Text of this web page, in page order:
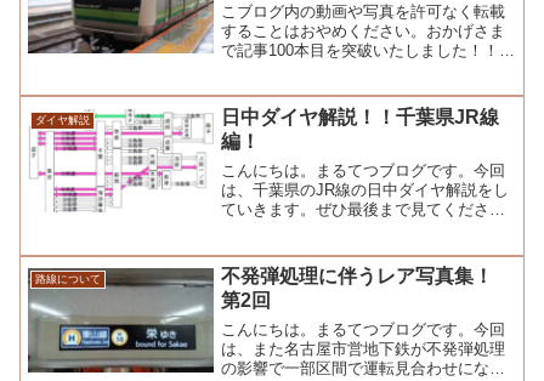
こブログ内の動画や写真を許可なく転載
することはおやめください。おかげさま
で記事100本目を突破いたしました！！あ
ダイヤ解説
日中ダイヤ解説！！千葉県JR線
編！
こんにちは。まるてつブログです。今回
は、千葉県のJR線の日中ダイヤ解説をし
ていきます。ぜひ最後まで見てくださ
路線について
不発弾処理に伴うレア写真集！
第2回
こんにちは。まるてつブログです。今回
は、また名古屋市営地下鉄が不発弾処理
の影響で一部区間で運転見合わせになっ